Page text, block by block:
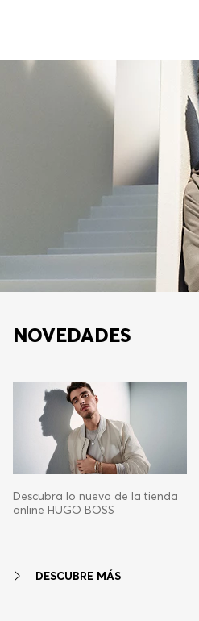
NOVEDADES
Descubra lo nuevo de la tienda
online HUGO BOSS
DESCUBRE MÁS